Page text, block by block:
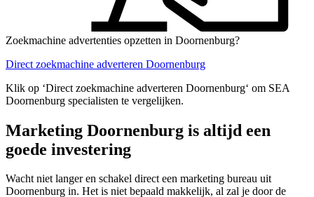
Zoekmachine advertenties opzetten in Doornenburg?
Direct zoekmachine adverteren Doornenburg
Klik op ‘Direct zoekmachine adverteren Doornenburg‘ om SEA
Doornenburg specialisten te vergelijken.
Marketing Doornenburg is altijd een
goede investering
Wacht niet langer en schakel direct een marketing bureau uit
Doornenburg in. Het is niet bepaald makkelijk, al zal je door de